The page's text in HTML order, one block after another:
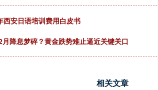
西安日语培训费用白皮书
降息梦碎？黄金跌势难止逼近关键关口
相关文章